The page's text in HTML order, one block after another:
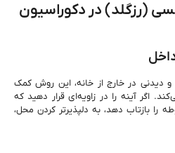
(رزگلد) در دکوراسیون
دیدنی در خارج از خانه، این روش کمک
اگر آینه را در زاویه‌ای قرار دهید که
را بازتاب دهد، به دلپذیرتر کردن محل،